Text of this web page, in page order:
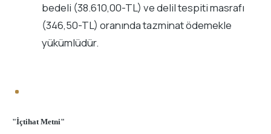
bedeli (38.610,00-TL) ve delil tespiti masrafı
(346,50-TL) oranında tazminat ödemekle
yükümlüdür.
"İçtihat Metni"